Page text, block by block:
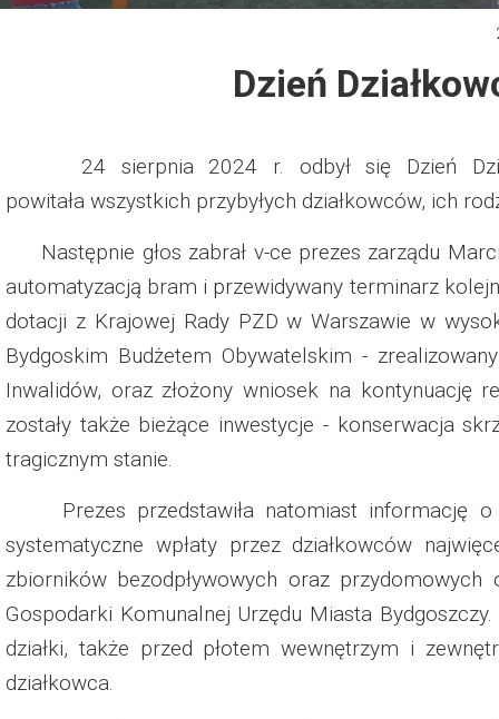
Dzień Działkowca 2014
Dzień Działkowca 2015
Dzień Działkowca 2019
Dzień Działkowca 2022
Dzień Działkowca 2023
Dzień Działkowca 2024
Dzień Działkowca 2025
Dzień
24 sierpnia 2024 r. odbył się Dzień
powitała wszystkich przybyłych działkowców, ich
Następnie głos zabrał v-ce prezes zarządu
automatyzacją bram i przewidywany terminarz
dotacji z Krajowej Rady PZD w Warszawie w
Bydgoskim Budżetem Obywatelskim -
Inwalidów, oraz złożony wniosek na kontynuację
zostały także bieżące inwestycje - konserwacja
tragicznym stanie.
Prezes przedstawiła natomiast informację
systematyczne wpłaty przez działkowców
zbiorników bezodpływowych oraz
Gospodarki Komunalnej Urzędu Miasta
działki, także przed płotem wewnętrzym i
działkowca.